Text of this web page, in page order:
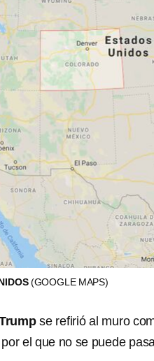
(GOOGLE MAPS)
se refirió al muro
el que no se puede